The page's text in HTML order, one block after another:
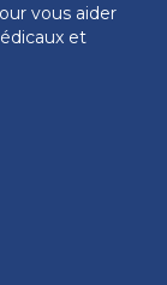
vous aider
et